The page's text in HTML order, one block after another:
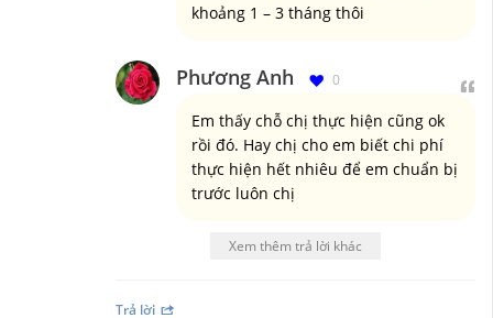
khoảng 1 – 3 tháng thôi
Phương Anh 0
Em thấy chỗ chị thực hiện cũng ok
rồi đó. Hay chị cho em biết chi phí
thực hiện hết nhiêu để em chuẩn bị
trước luôn chị
Xem thêm trả lời khác
Trả lời